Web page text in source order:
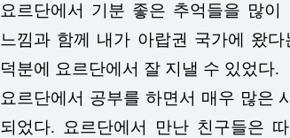
요르단에서 기분 좋은 추억들을 많
느낌과 함께 내가 아랍권 국가에 왔
덕분에 요르단에서 잘 지낼 수 있었다.
요르단에서 공부를 하면서 매우 많은
되었다. 요르단에서 만난 친구들은